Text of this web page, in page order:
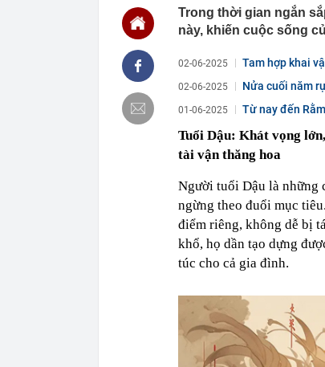
Nắm
MWG
00:01
vượt
23:01
nghề
22:34
Cụ
biết bí
22:34
Ngôi
22:31
Giá
Trong thời gian ngắn
này, khiến cuộc sống
02-06-2025 Tam hợp khai
02-06-2025 Nửa cuối năm
01-06-2025
Từ nay đến
Tuổi Dậu: Khát vọng lớn,
tài vận thăng hoa
Người tuổi Dậu là những
ngừng theo đuổi mục
điểm riêng, không dễ bị
khổ, họ dần tạo dựng
túc cho cả gia đình.